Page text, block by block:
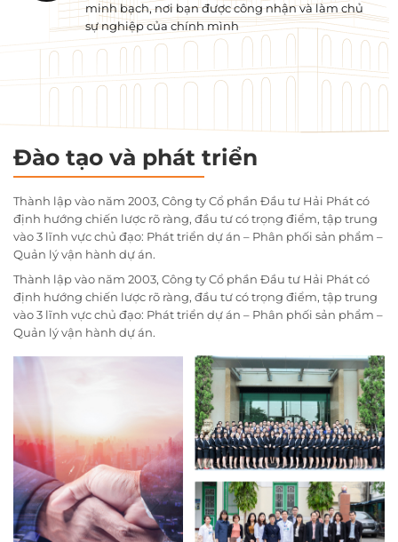
minh bạch, nơi bạn được công nhận và làm chủ
sự nghiệp của chính mình
Đào tạo và phát triển
Thành lập vào năm 2003, Công ty Cổ phần Đầu tư Hải Phát có
định hướng chiến lược rõ ràng, đầu tư có trọng điểm, tập trung
vào 3 lĩnh vực chủ đạo: Phát triển dự án – Phân phối sản phẩm –
Quản lý vận hành dự án.
Thành lập vào năm 2003, Công ty Cổ phần Đầu tư Hải Phát có
định hướng chiến lược rõ ràng, đầu tư có trọng điểm, tập trung
vào 3 lĩnh vực chủ đạo: Phát triển dự án – Phân phối sản phẩm –
Quản lý vận hành dự án.